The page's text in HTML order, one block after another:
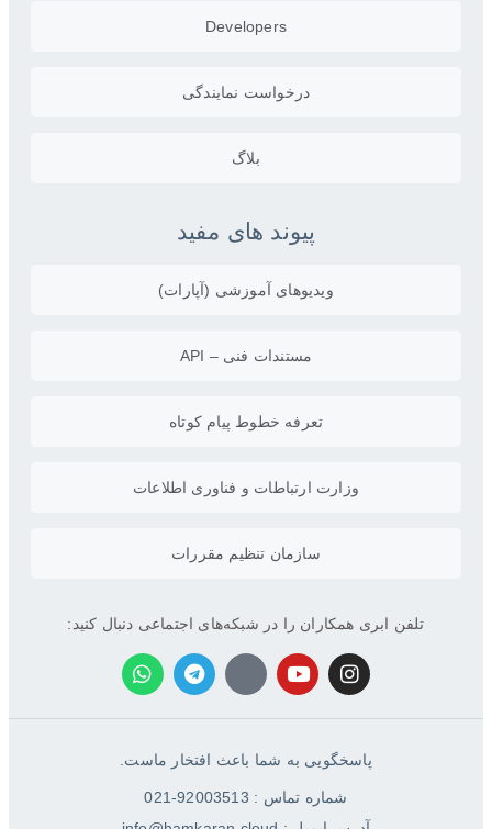
Developers
درخواست نمایندگی
بلاگ
پیوند های مفید
ویدیو‌های آموزشی (آپارات)
مستندات فنی – API
تعرفه خطوط پیام کوتاه
وزارت ارتباطات و فناوری اطلاعات
سازمان تنظیم مقررات
تلفن ابری همکاران را در شبکه‌های اجتماعی دنبال کنید:
پاسخگویی به شما باعث افتخار ماست.
شماره تماس : 92003513-021